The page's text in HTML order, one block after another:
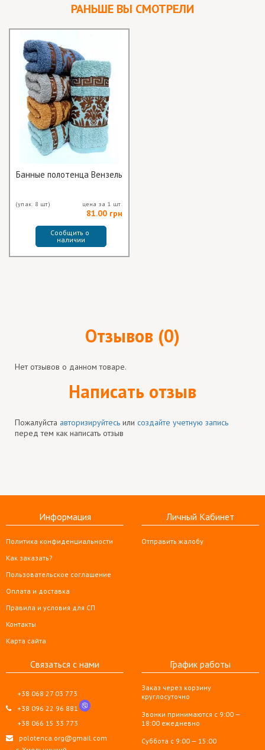
РАНЬШЕ ВЫ СМОТРЕЛИ
Банные полотенца Вензель
(упак. 8 шт) цена за 1 шт.
81.00 грн
Сообщить о
наличии
Отзывов (0)
Нет отзывов о данном товаре.
Написать отзыв
Пожалуйста авторизируйтесь или создайте учетную запись
перед тем как написать отзыв
Информация
Политика конфиденциальности
Как заказать?
Пользовательское соглашение
Оплата и доставка
Правила и условия для СП
Контакты
Карта сайта
Личный Кабинет
Отправить жалобу
Связаться с нами
+38 068 27 03 773
+38 096 22 96 881
+38 066 15 33 773
polotenca.org@gmail.com
График работы
Заказ через корзину
круглосуточно
Звонки принимаются с 9:00 —
18:00 ежедневно
Суббота с 9:00 — 15:00